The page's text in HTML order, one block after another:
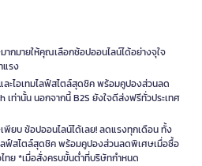
ากมายให้คุณเลือกช้อปออนไลน์ได้อย่างจุใจ
แรง
ะไอเทมไลฟ์สไตล์สุดชิค พร้อมคูปองส่วนลด
เท่านั้น นอกจากนี้ B2S ยังใจดีส่งฟรีทั่วประเทศ
พียบ ช้อปออนไลน์ได้เลย! ลดแรงทุกเดือน ทั้ง
ลฟ์สไตล์สุดชิค พร้อมคูปองส่วนลดพิเศษเมื่อซื้อ
ทย *เมื่อสั่งครบขั้นต่ำที่บริษัทกำหนด